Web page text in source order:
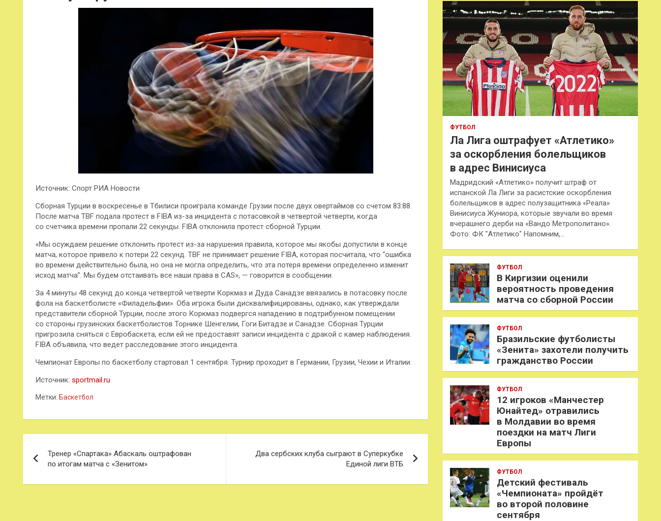
Источник: Спорт РИА Новости
Сборная Турции в воскресенье в Тбилиси проиграла команде Грузии после двух овертаймов со счетом 83:88.
После матча TBF подала протест в FIBA из-за инцидента с потасовкой в четвертой четверти, когда
со счетчика времени пропали 22 секунды. FIBA отклонила протест сборной Турции.
«Мы осуждаем решение отклонить протест из-за нарушения правила, которое мы якобы допустили в конце
матча, которое привело к потери 22 секунд. TBF не принимает решение FIBA, которая посчитала, что “ошибка
во времени действительно была, но она не могла определить, что эта потеря времени определенно изменит
исход матча”. Мы будем отстаивать все наши права в CAS», — говорится в сообщении.
За 4 минуты 48 секунд до конца четвертой четверти Коркмаз и Дуда Санадзе ввязались в потасовку после
фола на баскетболисте «Филадельфии». Оба игрока были дисквалифицированы, однако, как утверждали
представители сборной Турции, после этого Коркмаз подвергся нападению в подтрибунном помещении
со стороны грузинских баскетболистов Торнике Шенгелии, Гоги Битадзе и Санадзе. Сборная Турции
пригрозила сняться с Евробаскета, если ей не предоставят записи инцидента с дракой с камер наблюдения.
FIBA объявила, что ведет расследование этого инцидента.
Чемпионат Европы по баскетболу стартовал 1 сентября. Турнир проходит в Германии, Грузии, Чехии и Италии.
Источник: sportmail.ru
Метки: Баскетбол
по
записям
Тренер «Спартака» Абаскаль оштрафован
по итогам матча с «Зенитом»
Два сербских клуба сыграют в Суперкубке
Единой лиги ВТБ
к
ФУТБОЛ
Ла Лига оштрафует «Атлетико»
за оскорбления болельщиков
в адрес Винисиуса
Мадридский «Атлетико» получит штраф от
испанской Ла Лиги за расистские оскорбления
болельщиков в адрес полузащитника «Реала»
Винисиуса Жуниора, которые звучали во время
вчерашнего дерби на «Вандо Метрополитано».
Фото: ФК "Атлетико" Напомним,…
ФУТБОЛ
В Киргизии оценили
вероятность проведения
матча со сборной России
ФУТБОЛ
Бразильские футболисты
«Зенита» захотели получить
гражданство России
ФУТБОЛ
12 игроков «Манчестер
Юнайтед» отравились
в Молдавии во время
поездки на матч Лиги
Европы
ФУТБОЛ
Детский фестиваль
«Чемпионата» пройдёт
во второй половине
сентября